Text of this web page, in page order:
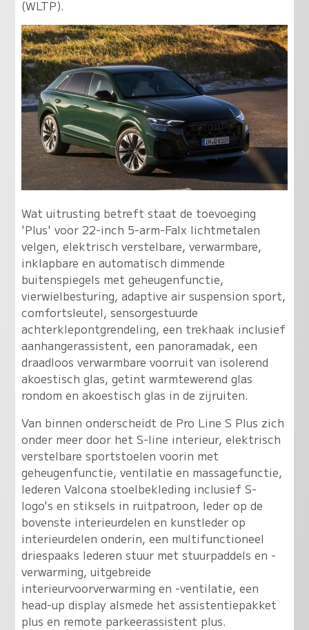
(WLTP).
Wat uitrusting betreft staat de toevoeging
'Plus' voor 22-inch 5-arm-Falx lichtmetalen
velgen, elektrisch verstelbare, verwarmbare,
inklapbare en automatisch dimmende
buitenspiegels met geheugenfunctie,
vierwielbesturing, adaptive air suspension sport,
comfortsleutel, sensorgestuurde
achterklepontgrendeling, een trekhaak inclusief
aanhangerassistent, een panoramadak, een
draadloos verwarmbare voorruit van isolerend
akoestisch glas, getint warmtewerend glas
rondom en akoestisch glas in de zijruiten.
Van binnen onderscheidt de Pro Line S Plus zich
onder meer door het S-line interieur, elektrisch
verstelbare sportstoelen voorin met
geheugenfunctie, ventilatie en massagefunctie,
lederen Valcona stoelbekleding inclusief S-
logo's en stiksels in ruitpatroon, leder op de
bovenste interieurdelen en kunstleder op
interieurdelen onderin, een multifunctioneel
driespaaks lederen stuur met stuurpaddels en -
verwarming, uitgebreide
interieurvoorverwarming en -ventilatie, een
head-up display alsmede het assistentiepakket
plus en remote parkeerassistent plus.